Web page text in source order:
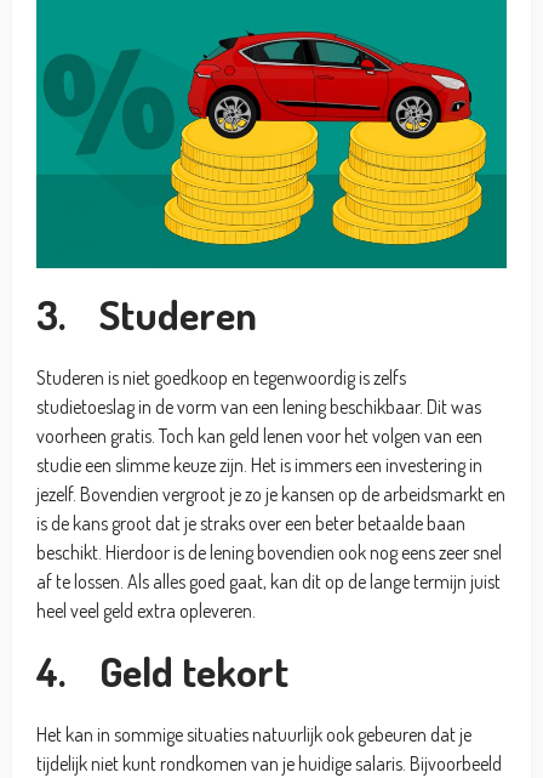
3. Studeren
Studeren is niet goedkoop en tegenwoordig is zelfs
studietoeslag in de vorm van een lening beschikbaar. Dit was
voorheen gratis. Toch kan geld lenen voor het volgen van een
studie een slimme keuze zijn. Het is immers een investering in
jezelf. Bovendien vergroot je zo je kansen op de arbeidsmarkt en
is de kans groot dat je straks over een beter betaalde baan
beschikt. Hierdoor is de lening bovendien ook nog eens zeer snel
af te lossen. Als alles goed gaat, kan dit op de lange termijn juist
heel veel geld extra opleveren.
4. Geld tekort
Het kan in sommige situaties natuurlijk ook gebeuren dat je
tijdelijk niet kunt rondkomen van je huidige salaris. Bijvoorbeeld